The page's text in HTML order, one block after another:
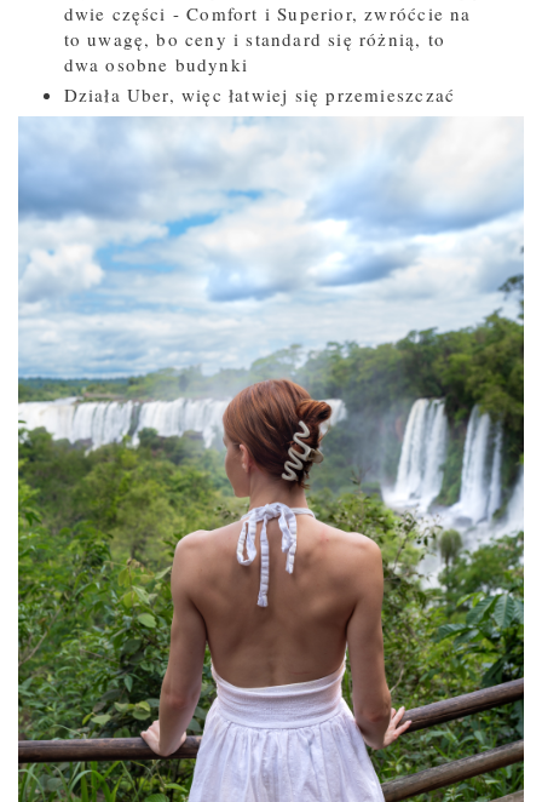
dwie części - Comfort i Superior, zwróćcie na
to uwagę, bo ceny i standard się różnią, to
dwa osobne budynki
Działa Uber, więc łatwiej się przemieszczać